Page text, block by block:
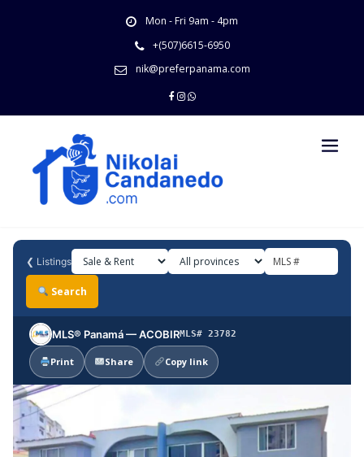
Mon - Fri 9am - 4pm
+(507)6615-6950
nik@preferpanama.com
❮ Listings
Search
MLS® Panamá — ACOBIRMLS# 23782
Print Share Copy link